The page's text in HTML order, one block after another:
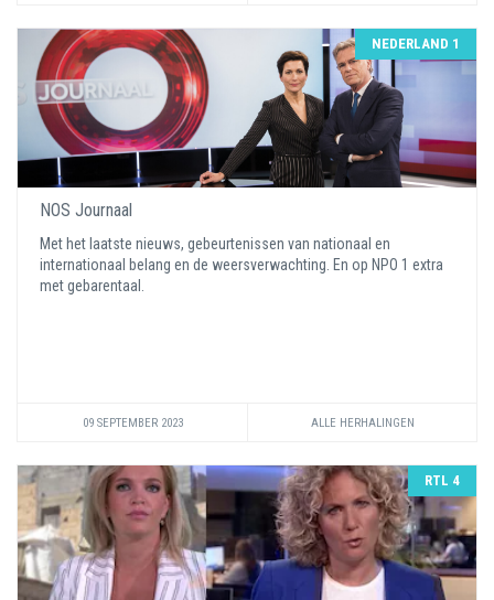
NEDERLAND 1
NOS Journaal
Met het laatste nieuws, gebeurtenissen van nationaal en
internationaal belang en de weersverwachting. En op NPO 1 extra
met gebarentaal.
09 SEPTEMBER 2023 ALLE HERHALINGEN
RTL 4